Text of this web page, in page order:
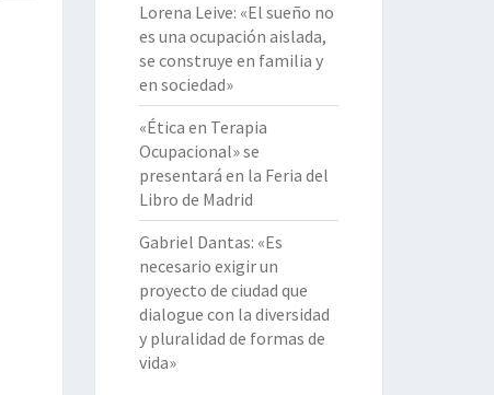
Lorena Leive: «El sueño no
es una ocupación aislada,
se construye en familia y
en sociedad»
«Ética en Terapia
Ocupacional» se
presentará en la Feria del
Libro de Madrid
Gabriel Dantas: «Es
necesario exigir un
proyecto de ciudad que
dialogue con la diversidad
y pluralidad de formas de
vida»